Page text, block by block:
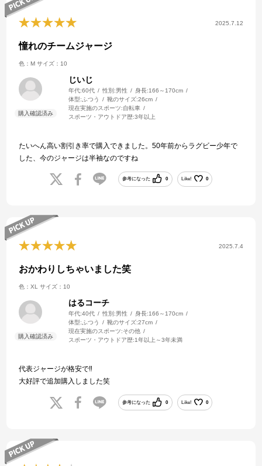
2025.7.12
憧れのチームジャージ
色：M サイズ：10
じいじ
年代:60代 性別:男性 身長:166～170cm
体型: ふつう 靴のサイズ:26cm
現在実施のスポーツ:自転車
スポーツ・アウトドア歴:3年以上
たいへん高い割引き率で購入できました。50年前からラグビー少年で
した、今のジャージは半袖なのですね
参考になった 0 Like! 0
2025.7.4
おかわりしちゃいました笑
色：XL サイズ：10
はるコーチ
年代:40代 性別:男性 身長:166～170cm
体型:ふつう 靴のサイズ:27cm
現在実施のスポーツ:その他
スポーツ・アウトドア歴:1年以上～3年未満
代表ジャージが格安で‼️
大好評で追加購入しました笑
参考になった 0 Like! 0